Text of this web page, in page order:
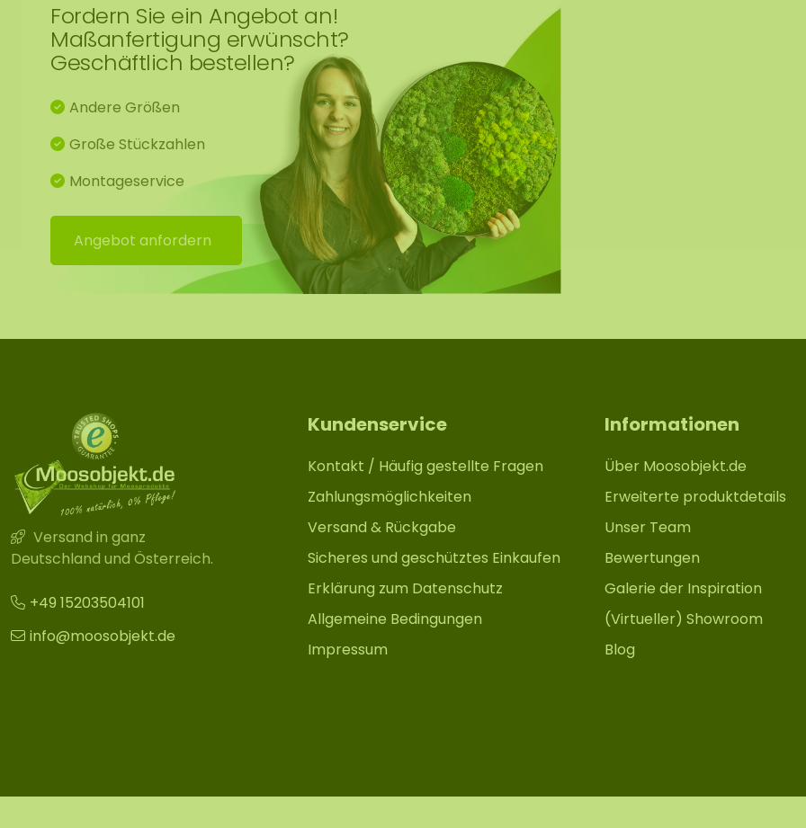
Fordern Sie ein Angebot an!
Maßanfertigung erwünscht?
Geschäftlich bestellen?
Andere Größen
Große Stückzahlen
Montageservice
Angebot anfordern
Versand in ganz
Deutschland und Österreich.
+49 15203504101
info@moosobjekt.de
Kundenservice
Kontakt / Häufig gestellte Fragen
Zahlungsmöglichkeiten
Versand & Rückgabe
Sicheres und geschütztes Einkaufen
Erklärung zum Datenschutz
Allgemeine Bedingungen
Impressum
Informationen
Über Moosobjekt.de
Erweiterte produktdetails
Unser Team
Bewertungen
Galerie der Inspiration
(Virtueller) Showroom
Blog